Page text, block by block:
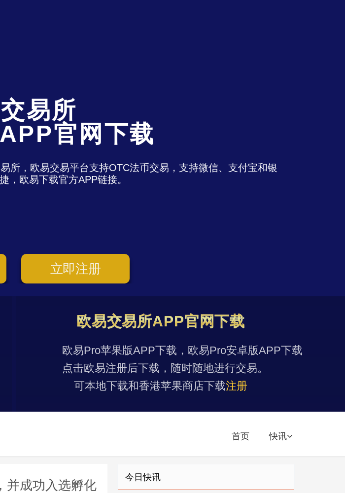
易所
官网下载
所，欧易交易平台支持OTC法币交易，支持微信、支付宝和银
，欧易下载官方APP链接。
立即注册
欧易交易所APP官网下载
欧易Pro苹果版APP下载，欧易Pro安卓版APP下载
点击欧易注册后下载，随时随地进行交易。
可本地下载和香港苹果商店下载注册
首页 快讯
并成功入选孵化
今日快讯